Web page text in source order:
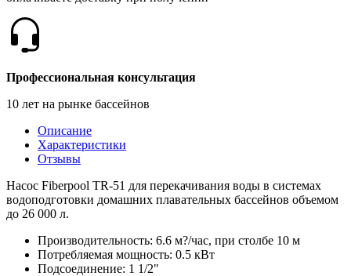
Профессиональная консультация
10 лет на рынке бассейнов
Описание
Характеристики
Отзывы
Насос Fiberpool TR-51 для перекачивания воды в системах
водоподготовки домашних плавательных бассейнов объемом
до 26 000 л.
Производительность: 6.6 м?/час, при столбе 10 м
Потребляемая мощность: 0.5 кВт
Подсоединение: 1 1/2"